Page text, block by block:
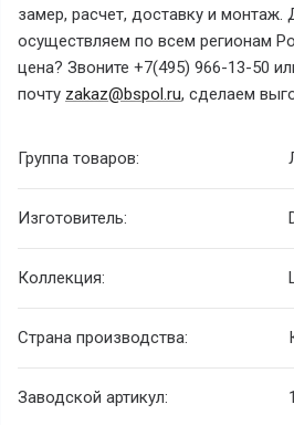
замер, расчет, доставку и монтаж.
осуществляем по всем регионам
цена? Звоните +7(495) 966-13-50
почту zakaz@bspol.ru, сделаем
Группа товаров:
Изготовитель:
Коллекция:
Страна производства:
Заводской артикул: